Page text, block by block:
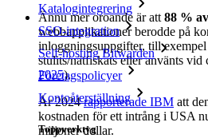
Katalogintegrering
SSO-integration
Self-hosting Bitwarden
Företagspolicyer
Kontoåterställning
Toppverktyg
Ännu mer oroande är att 88 %
webbapplikationer berodde på
inloggningsuppgifter, till exempel
stulits/nätfiskats eller använts
2025).
År 2024rapporterade IBM att
kostnaden för ett intrång i USA
miljoner dollar.